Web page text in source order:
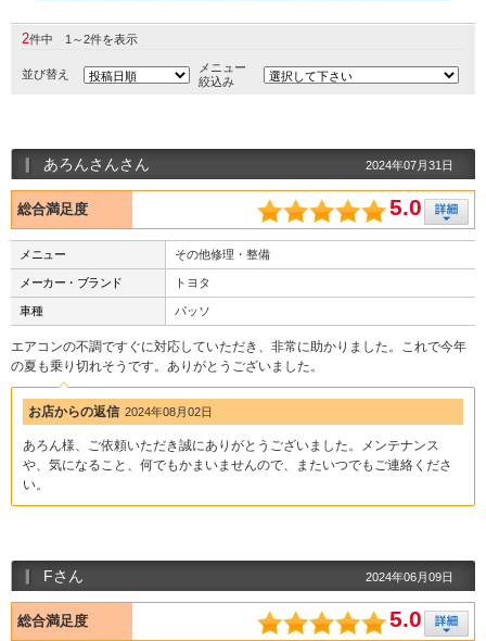
2件中 1～2件を表示
並び替え
メニュー
絞込み
あろんさんさん 2024年07月31日
総合満足度 5.0
メニュー その他修理・整備
メーカー・ブランド トヨタ
車種 パッソ
エアコンの不調ですぐに対応していただき、非常に助かりました。これで今年
の夏も乗り切れそうです。ありがとうございました。
お店からの返信 2024年08月02日
あろん様、ご依頼いただき誠にありがとうございました。メンテナンス
や、気になること、何でもかまいませんので、またいつでもご連絡くださ
い。
Fさん 2024年06月09日
総合満足度 5.0